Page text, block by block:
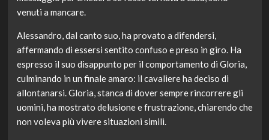
venuti a mancare.
Alessandro, dal canto suo, ha provato a difendersi,
affermando di essersi sentito confuso e preso in giro. Ha
espresso il suo disappunto per il comportamento di Gloria,
culminando in un finale amaro: il cavaliere ha deciso di
allontanarsi. Gloria, stanca di dover sempre rincorrere gli
uomini, ha mostrato delusione e frustrazione, chiarendo che
non voleva più vivere situazioni simili.